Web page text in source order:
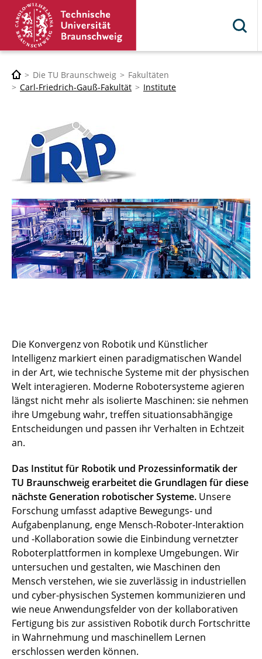
Die TU Braunschweig
Fakultäten
Carl-Friedrich-Gauß-Fakultät
Institute
Die Konvergenz von Robotik und Künstlicher
Intelligenz markiert einen paradigmatischen Wandel
in der Art, wie technische Systeme mit der physischen
Welt interagieren. Moderne Robotersysteme agieren
längst nicht mehr als isolierte Maschinen: sie nehmen
ihre Umgebung wahr, treffen situationsabhängige
Entscheidungen und passen ihr Verhalten in Echtzeit
an.
Das Institut für Robotik und Prozessinformatik der
TU Braunschweig erarbeitet die Grundlagen für diese
nächste Generation robotischer Systeme. Unsere
Forschung umfasst adaptive Bewegungs- und
Aufgabenplanung, enge Mensch-Roboter-Interaktion
und -Kollaboration sowie die Einbindung vernetzter
Roboterplattformen in komplexe Umgebungen. Wir
untersuchen und gestalten, wie Maschinen den
Mensch verstehen, wie sie zuverlässig in industriellen
und cyber-physischen Systemen kommunizieren und
wie neue Anwendungsfelder von der kollaborativen
Fertigung bis zur assistiven Robotik durch Fortschritte
in Wahrnehmung und maschinellem Lernen
erschlossen werden können.